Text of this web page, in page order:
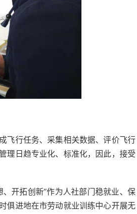
飞行任务、采集相关数据、评价飞行
理日趋专业化、标准化，因此，接受
开拓创新”作为人社部门稳就业、保
俱进地在市劳动就业训练中心开展无